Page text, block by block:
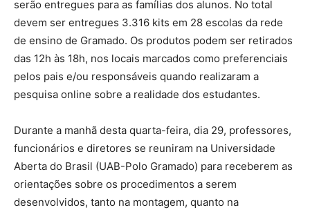
serão entregues para as famílias dos alunos. No total
devem ser entregues 3.316 kits em 28 escolas da rede
de ensino de Gramado. Os produtos podem ser retirados
das 12h às 18h, nos locais marcados como preferenciais
pelos pais e/ou responsáveis quando realizaram a
pesquisa online sobre a realidade dos estudantes.
Durante a manhã desta quarta-feira, dia 29, professores,
funcionários e diretores se reuniram na Universidade
Aberta do Brasil (UAB-Polo Gramado) para receberem as
orientações sobre os procedimentos a serem
desenvolvidos, tanto na montagem, quanto na